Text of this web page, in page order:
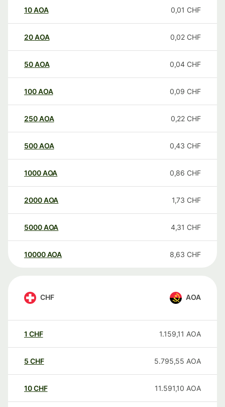
10AOA 0,01 CHF
20AOA 0,02 CHF
50AOA 0,04 CHF
100AOA 0,09 CHF
250AOA 0,22 CHF
500AOA 0,43 CHF
1000AOA 0,86 CHF
2000AOA 1,73 CHF
5000AOA 4,31 CHF
10000 AOA 8,63 CHF
CHF AOA
1 CHF 1.159,11 AOA
5 CHF 5.795,55 AOA
10CHF 11.591,10 AOA